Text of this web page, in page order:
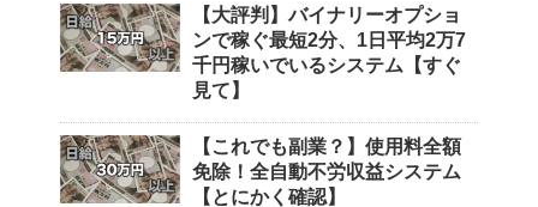
【大評判】バイナリーオプショ
ンで稼ぐ最短2分、1日平均2万7
千円稼いでいるシステム【すぐ
見て】
【これでも副業？】使用料全額
免除！全自動不労収益システム
【とにかく確認】